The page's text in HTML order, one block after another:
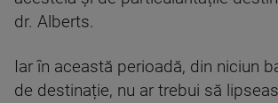
dr. Alberts.
Iar în această perioadă, din niciun
de destinație, nu ar trebui să